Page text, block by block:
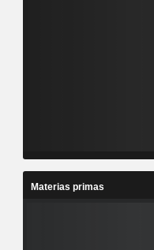
Materias primas